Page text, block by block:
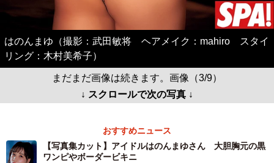
はのんまゆ（撮影：武田敏将 ヘアメイク：mahiro スタイ
リング：木村美希子）
まだまだ画像は続きます。画像（3/9）
↓ スクロールで次の写真 ↓
おすすめニュース
【写真集カット】アイドルはのんまゆさん 大胆胸元の黒
ワンピやボーダービキニ